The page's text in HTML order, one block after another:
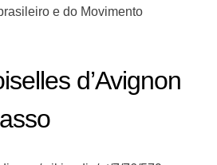
e do Movimento
d’Avignon